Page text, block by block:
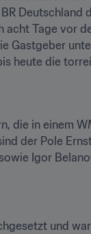
Deutschland
Tage vor
Gastgeber
heute die
die in einem
der Pole
Igor
und